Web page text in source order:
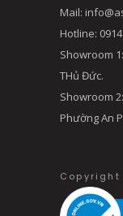
Mail:
Hotline:
Showroom
THủ Đức.
Showroom
Phường An